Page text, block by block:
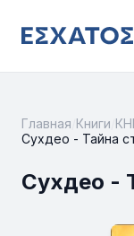
Главная Книги
Сухдео - Тайна
Сухдео -